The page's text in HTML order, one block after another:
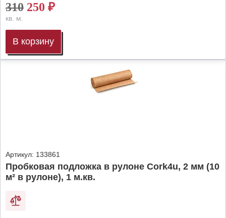
310 250 ₽
кв. м.
В корзину
Артикул: 133861
Пробковая подложка в рулоне Cork4u, 2 мм (10
м² в рулоне), 1 м.кв.